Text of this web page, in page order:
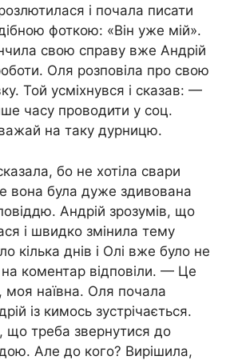
і почала писати
фоткою: «Він уже мій».
свою справу вже Андрій
Оля розповіла про свою
Той усміхнувся і сказав: —
часу проводити у соц.
на таку дурницю.
бо не хотіла свари
вона була дуже здивована
Андрій зрозумів, що
і швидко змінила тему
кілька днів і Олі вже було не
коментар відповіли. — Це
наївна. Оля почала
із кимось зустрічається.
що треба звернутися до
Але до кого? Вирішила,